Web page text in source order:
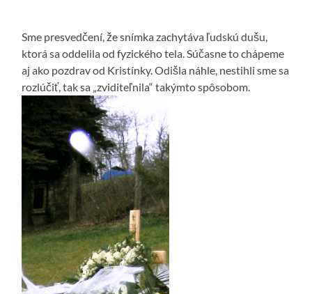
Sme presvedčení, že snímka zachytáva ľudskú dušu,
ktorá sa oddelila od fyzického tela. Súčasne to chápeme
aj ako pozdrav od Kristínky. Odišla náhle, nestihli sme sa
rozlúčiť, tak sa „zviditeľnila“ takýmto spôsobom.